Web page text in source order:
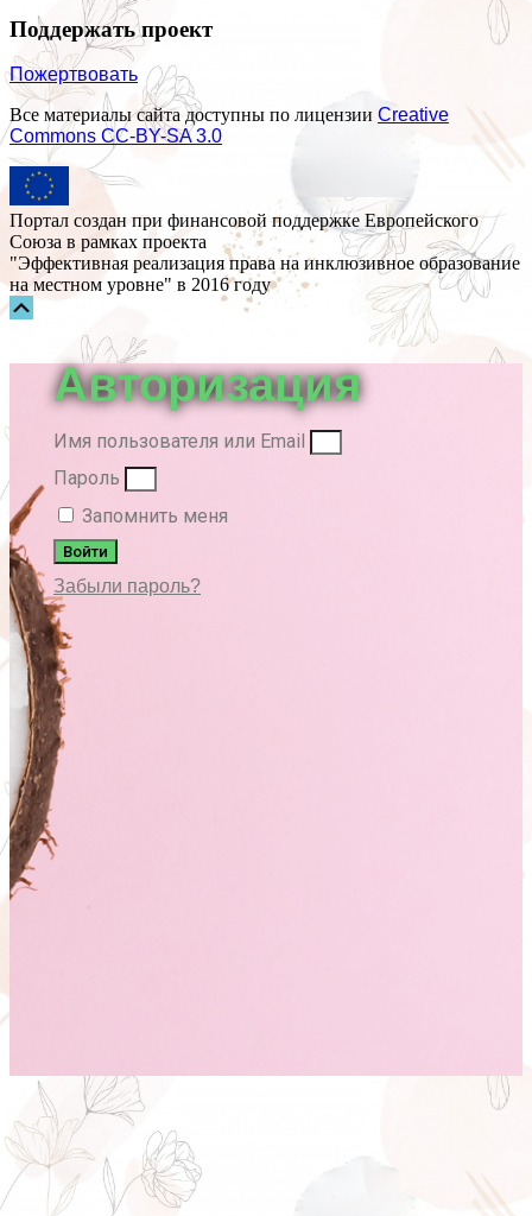
Поддержать проект
Пожертвовать
Все материалы сайта доступны по лицензии Creative
Commons СС-BY-SA 3.0
Портал создан при финансовой поддержке Европейского
Союза в рамках проекта
"Эффективная реализация права на инклюзивное образование
на местном уровне" в 2016 году
вверх
Авторизация
Имя пользователя или Email
Пароль
Запомнить меня
Войти
Забыли пароль?